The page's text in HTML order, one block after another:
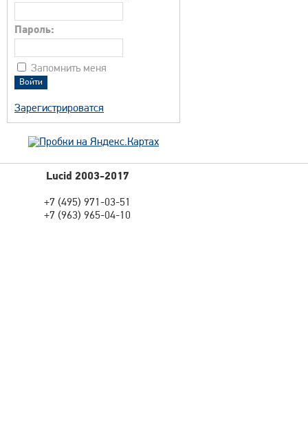
Пароль:
Запомнить меня
Зарегистрироватся
Lucid 2003-2017
+7 (495) 971-03-51
+7 (963) 965-04-10